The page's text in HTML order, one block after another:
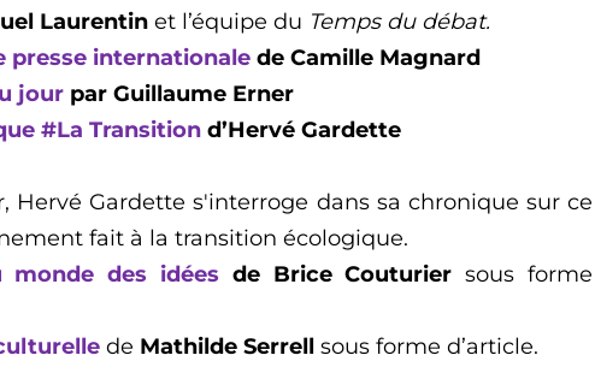
Laurentin et l’équipe du Temps du débat.
presse internationale de Camille Magnard
jour par Guillaume Erner
#La Transition d’Hervé Gardette
Hervé Gardette s'interroge dans sa chronique sur ce
fait à la transition écologique.
monde des idées de Brice Couturiersous forme
de Mathilde Serrell sous forme d’article.